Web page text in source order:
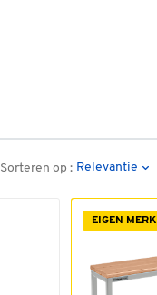
Sorteren op : Relevantie
EIGEN MERK